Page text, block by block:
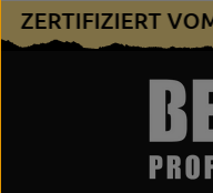
ZERTIFIZIERT